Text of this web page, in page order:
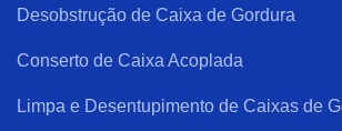
Desobstrução de Caixa de Gordura
Conserto de Caixa Acoplada
Limpa e Desentupimento de Caixas de